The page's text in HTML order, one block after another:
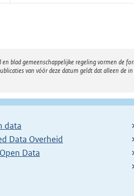
blad gemeenschappelijke regeling vormen de
van vóór deze datum geldt dat alleen de
data
Data Overheid
Data